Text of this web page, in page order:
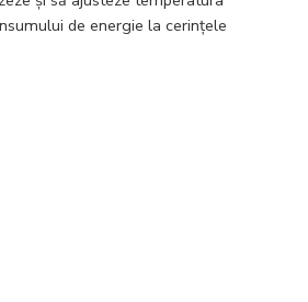
de energie la cerințele